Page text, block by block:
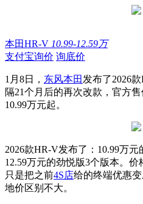
本田HR-V 10.99-12.59万
支付宝询价 询底价
1月8日， 东风本田 发布了2026
隔21个月后的再次改款，官方
10.99万元起。
2026款HR-V发布了：10.99万元
12.59万元的劲悦版3个版本。
只是把之前4S店给的终端优惠
地价区别不大。